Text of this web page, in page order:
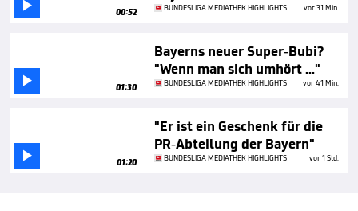
 00:52 BUNDESLIGA MEDIATHEK HIGHLIGHTS vor 31 Min.
 01:30
Bayerns neuer Super-Bubi?
"Wenn man sich umhört ..."
BUNDESLIGA MEDIATHEK HIGHLIGHTS vor 41 Min.
 01:20
"Er ist ein Geschenk für die
PR-Abteilung der Bayern"
BUNDESLIGA MEDIATHEK HIGHLIGHTS vor 1 Std.